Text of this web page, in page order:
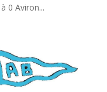
0 Aviron...